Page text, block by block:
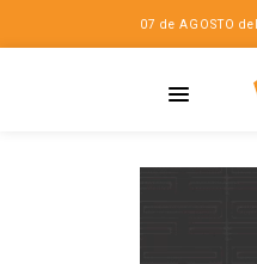
07 de AGOSTO